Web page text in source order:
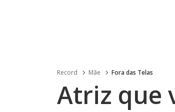
Record Mãe Fora das Telas
Atriz que